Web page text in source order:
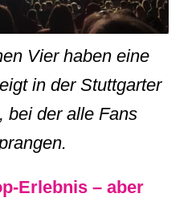
Vier haben eine
in der Stuttgarter
bei der alle Fans
Erlebnis – aber